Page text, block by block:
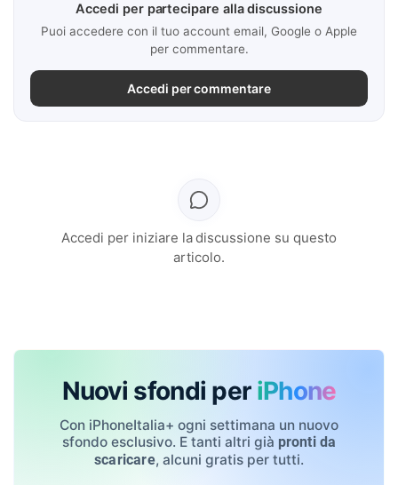
Accedi per partecipare alla discussione
Puoi accedere con il tuo account email, Google o Apple
per commentare.
Accedi per commentare
Accedi per iniziare la discussione su questo
articolo.
Nuovi sfondi per iPhone
Con iPhoneItalia+ ogni settimana un nuovo
sfondo esclusivo. E tanti altri già pronti da
scaricare, alcuni gratis per tutti.